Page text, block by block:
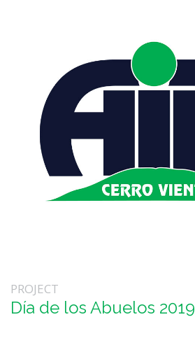
PROJECT
Día de los Abuelos 2019